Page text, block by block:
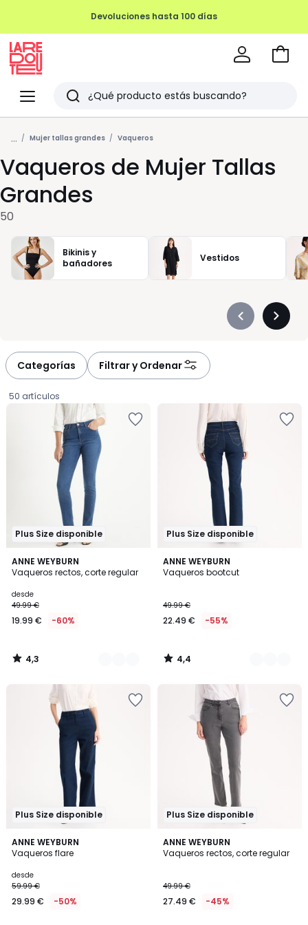
Menu
Redoute
Buscar
Últimos
artículos
vistos
Ir
... Mujer tallas grandes Vaqueros
Vaqueros de Mujer Tallas
Grandes
50
Bikinis y
bañadores
Vestidos
Précédent
Categorías Filtrar y Ordenar
50 artículos
Plus Size disponible
ANNE WEYBURN
Vaqueros rectos, corte regular
Precio
a
partir
19.99
€
descuento
desde
49.99 €
19.99 € -60%
4,3
/ 5
3
Colores
4,3
/
Plus Size disponible
ANNE WEYBURN
Vaqueros bootcut
49.99 €
22.49 € -55%
4,4
/ 5
3
Colores
4,4
/
Plus Size disponible
ANNE WEYBURN
Vaqueros flare
desde
59.99 €
29.99 € -50%
4,6
/ 5
2
Colores
Plus Size disponible
ANNE WEYBURN
Vaqueros rectos, corte regular
49.99 €
27.49 € -45%
4,5
/ 5